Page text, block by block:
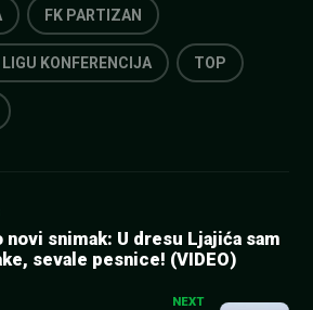
FK PARTIZAN
KONFERENCIJA TOP
novi snimak: U dresu Ljajića sam
sevale pesnice! (VIDEO)
NEXT